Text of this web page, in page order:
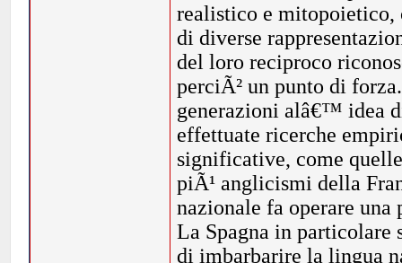
realistico e
di diverse
del loro reciproco
perciÃ² un punto di
generazioni alâ€™ idea
effettuate ricerche
significative, come
piÃ¹ anglicismi della
nazionale fa operare
La Spagna in particolare
di imbarbarire la lingua